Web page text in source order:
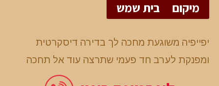
מיקום
בית שמש
יפייפיה משוגעת מחכה לך בדירה דיסקרטית
ומפנקת לערב חד פעמי שתרצה עוד אל תחכה